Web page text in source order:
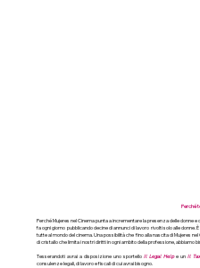
Perché
Perché Mujeres nel Cinema punta a incrementare la presenza delle donne
fa ogni giorno pubblicando decine di annunci di lavoro rivolti solo alle
tutte al mondo del cinema. Una possibilità che fino alla nascita di Mujeres
di cristallo che limita i nostri diritti in ogni ambito della professione, abbiamo
Tesserandoti avrai a disposizione uno sportello Il Legal Helpe unIl Tax
consulenze legali, di lavoro e fiscali di cui avrai bisogno.